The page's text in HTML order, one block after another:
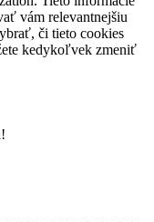
vám relevantnejšiu
či tieto cookies
kedykoľvek zmeniť